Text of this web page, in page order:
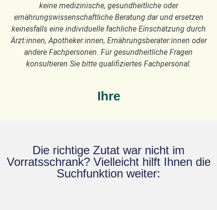
keine medizinische, gesundheitliche oder
ernährungswissenschaftliche Beratung dar und ersetzen
keinesfalls eine individuelle fachliche Einschätzung durch
Ärzt:innen, Apotheker:innen, Ernährungsberater:innen oder
andere Fachpersonen. Für gesundheitliche Fragen
konsultieren Sie bitte qualifiziertes Fachpersonal.
Ihre
Die richtige Zutat war nicht im
Vorratsschrank? Vielleicht hilft Ihnen die
Suchfunktion weiter: